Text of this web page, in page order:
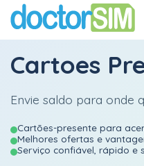
Cartoes
Envie saldo para onde
Cartões-presente para
Melhores ofertas e
Serviço confiável, rápido e